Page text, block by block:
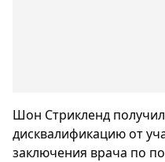
Шон Стрикленд
дисквалификацию от
заключения врача по